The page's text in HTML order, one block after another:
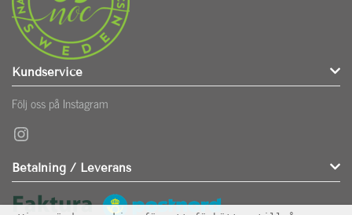
Kundservice
Följ oss på Instagram
Instagram
Betalning / Leverans